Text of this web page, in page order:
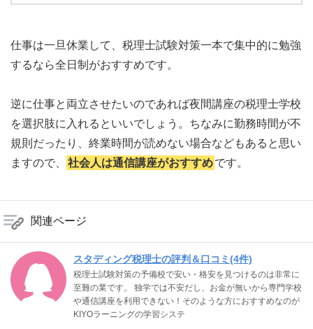
仕事は一旦休業して、税理士試験対策一本で集中的に勉強
するなら全日制がおすすめです。
逆に仕事と両立させたいのであれば夜間講座の税理士学校
を選択肢に入れるといいでしょう。ちなみに勤務時間が不
規則だったり、終業時間が読めない場合などもあると思い
ますので、
社会人は通信講座がおすすめです。
関連ページ
スタディング税理士の評判＆口コミ(4件)
税理士試験対策の予備校で安い・格安を見つけるのは非常に
至難の業です。 独学では不安だし、お金が無いから専門学校
や通信講座を利用できない！そのような方におすすめなのが
KIYOラーニングの学習システ